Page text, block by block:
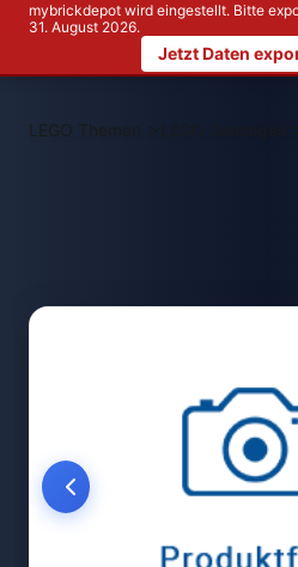
mybrickdepot wird eingestellt. Bitte
31. August 2026.
Jetzt Daten
LEGO Themen >